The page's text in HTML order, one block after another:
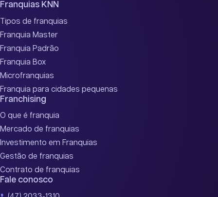
Franquias KNN
Tipos de franquias
Franquia Master
Franquia Padrão
Franquia Box
Microfranquias
Franquia para cidades pequenas
Franchising
O que é franquia
Mercado de franquias
Investimento em Franquias
Gestão de franquias
Contrato de franquias
Fale conosco